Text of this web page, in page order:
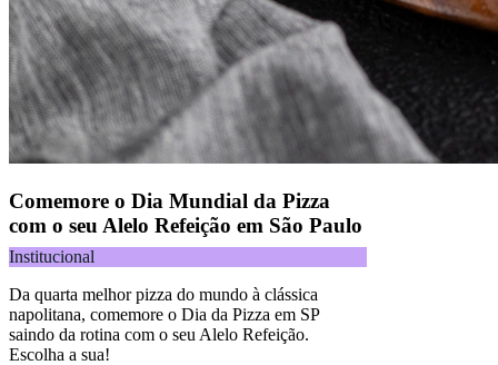
Comemore o Dia Mundial da Pizza
com o seu Alelo Refeição em São Paulo
Institucional
Da quarta melhor pizza do mundo à clássica
napolitana, comemore o Dia da Pizza em SP
saindo da rotina com o seu Alelo Refeição.
Escolha a sua!